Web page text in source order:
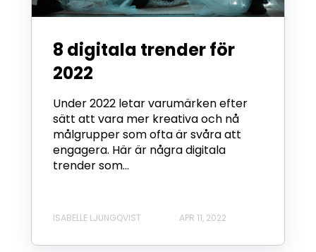
8 digitala trender för
2022
Under 2022 letar varumärken efter
sätt att vara mer kreativa och nå
målgrupper som ofta är svåra att
engagera. Här är några digitala
trender som...
ISABELLE LJUNGQVIST APR 11, 2022